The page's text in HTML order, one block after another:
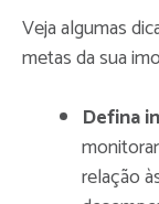
Veja algumas
metas da sua
Defina
relação